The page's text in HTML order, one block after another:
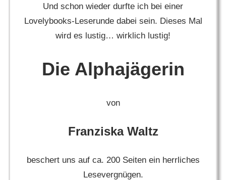
Und schon wieder durfte ich bei einer
Lovelybooks-Leserunde dabei sein. Dieses Mal
wird es lustig… wirklich lustig!
Die Alphajägerin
von
Franziska Waltz
beschert uns auf ca. 200 Seiten ein herrliches
Lesevergnügen.